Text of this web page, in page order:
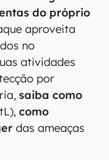
do próprio
aproveita
no
atividades
por
saiba como
como
das ameaças